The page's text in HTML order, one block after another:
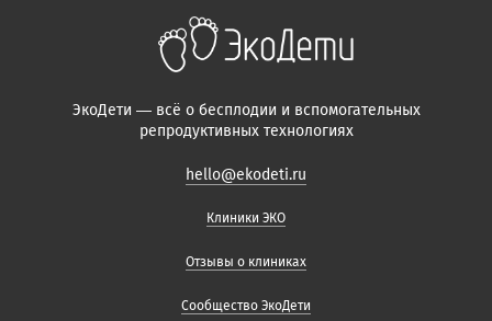
ЭкоДети — всё о бесплодии и вспомогательных
репродуктивных технологиях
hello@ekodeti.ru
Клиники ЭКО
Отзывы о клиниках
Сообщество ЭкоДети